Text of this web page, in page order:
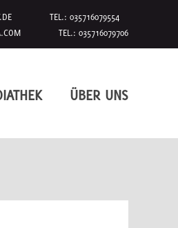
TEL.: 035716079554
TEL.: 035716079706
ÜBER UNS